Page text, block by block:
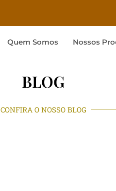
Quem Somos Nossos
BLOG
CONFIRA O NOSSO BLOG